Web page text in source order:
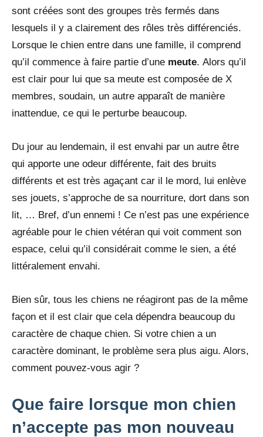
sont créées sont des groupes très fermés dans
lesquels il y a clairement des rôles très différenciés.
Lorsque le chien entre dans une famille, il comprend
qu’il commence à faire partie d’une meute. Alors qu’il
est clair pour lui que sa meute est composée de X
membres, soudain, un autre apparaît de manière
inattendue, ce qui le perturbe beaucoup.
Du jour au lendemain, il est envahi par un autre être
qui apporte une odeur différente, fait des bruits
différents et est très agaçant car il le mord, lui enlève
ses jouets, s’approche de sa nourriture, dort dans son
lit, … Bref, d’un ennemi ! Ce n’est pas une expérience
agréable pour le chien vétéran qui voit comment son
espace, celui qu’il considérait comme le sien, a été
littéralement envahi.
Bien sûr, tous les chiens ne réagiront pas de la même
façon et il est clair que cela dépendra beaucoup du
caractère de chaque chien. Si votre chien a un
caractère dominant, le problème sera plus aigu. Alors,
comment pouvez-vous agir ?
Que faire lorsque mon chien
n’accepte pas mon nouveau